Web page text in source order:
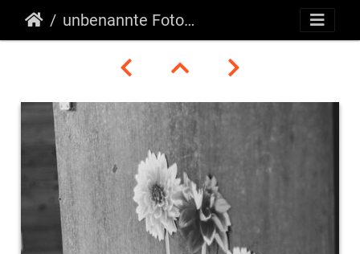
unbenannte Fotosession-054